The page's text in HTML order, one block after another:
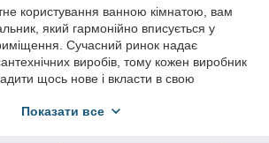
користування ванною кімнатою, вам
який гармонійно вписується у
Сучасний ринок надає
виробів, тому кожен виробник
щось нове і вкласти в свою
мушліформи. Їм властива чіткість
Показати все